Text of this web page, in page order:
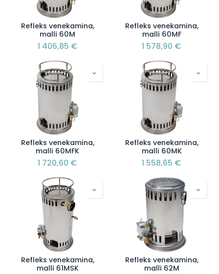
Refleks venekamina,
malli 60M
1 406,85 €
Refleks venekamina,
malli 60MF
1 578,90 €
Refleks venekamina,
malli 60MFK
1 720,60 €
Refleks venekamina,
malli 60MK
1 558,65 €
Refleks venekamina,
malli 61MSK
Refleks venekamina,
malli 62M